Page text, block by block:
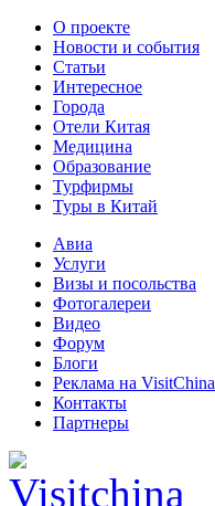
О проекте
Новости и события
Статьи
Интересное
Города
Отели Китая
Медицина
Образование
Турфирмы
Туры в Китай
Авиа
Услуги
Визы и посольства
Фотогалереи
Видео
Форум
Блоги
Реклама на VisitChina
Контакты
Партнеры